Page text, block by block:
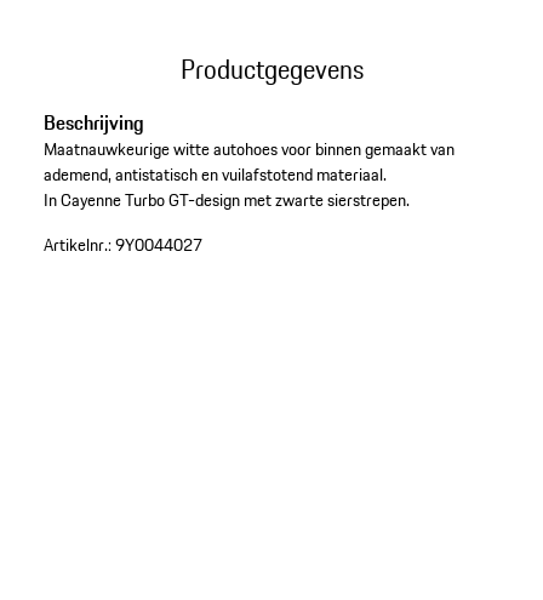
Productgegevens
Beschrijving
Maatnauwkeurige witte autohoes voor binnen gemaakt van
ademend, antistatisch en vuilafstotend materiaal.
In Cayenne Turbo GT-design met zwarte sierstrepen.
Artikelnr.:9Y0044027